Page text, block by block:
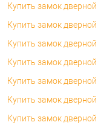
Купить замок
Купить замок
Купить замок
Купить замок
Купить замок
Купить замок
Купить замок